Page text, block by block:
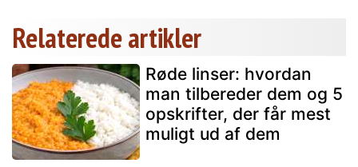
Relaterede artikler
Røde linser: hvordan
man tilbereder dem og 5
opskrifter, der får mest
muligt ud af dem